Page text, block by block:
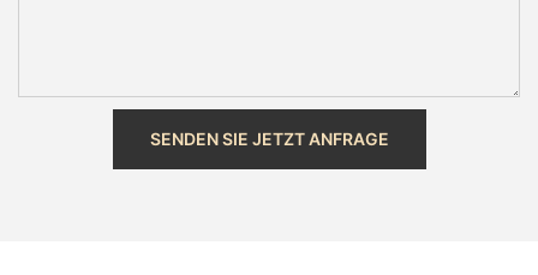
SENDEN SIE JETZT ANFRAGE